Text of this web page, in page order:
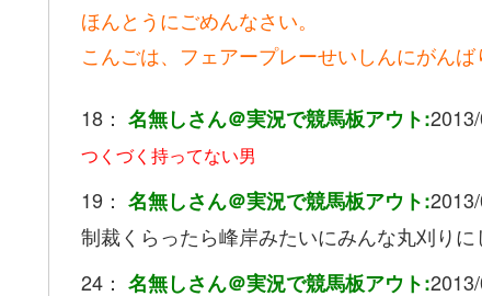
ほんとうにごめんなさい。
こんごは、フェアープレーせいしんにがんば
18： 名無しさん＠実況で競馬板アウト:
つくづく持ってない男
19： 名無しさん＠実況で競馬板アウト:
制裁くらったら峰岸みたいにみんな丸刈りに
24： 名無しさん＠実況で競馬板アウト: